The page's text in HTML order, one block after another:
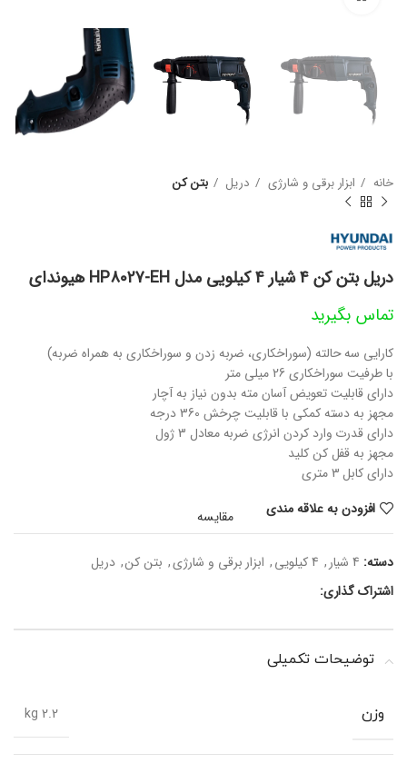
خانه ابزار برقی و شارژی دریل بتن کن
دریل بتن کن 4 شیار 4 کیلویی مدل HP8027-EH هیوندای
تماس بگیرید
کارایی سه حالته (سوراخکاری، ضربه زدن و سوراخکاری به همراه ضربه)
با طرفیت سوراخکاری 26 میلی متر
دارای قابلیت تعویض آسان مته بدون نیاز به آچار
مجهز به دسته کمکی با قابلیت چرخش 360 درجه
دارای قدرت وارد کردن انرژی ضربه معادل 3 ژول
مجهز به قفل کن کلید
دارای کابل 3 متری
افزودن به علاقه مندی
مقایسه
دسته: 4 شیار , 4 کیلویی , ابزار برقی و شارژی, بتن کن, دریل
اشتراک گذاری:
توضیحات تکمیلی
وزن 2.2 kg